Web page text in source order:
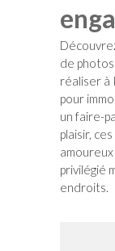
de photos
réaliser à
pour
un faire-
plaisir,
privilégié
endroits.